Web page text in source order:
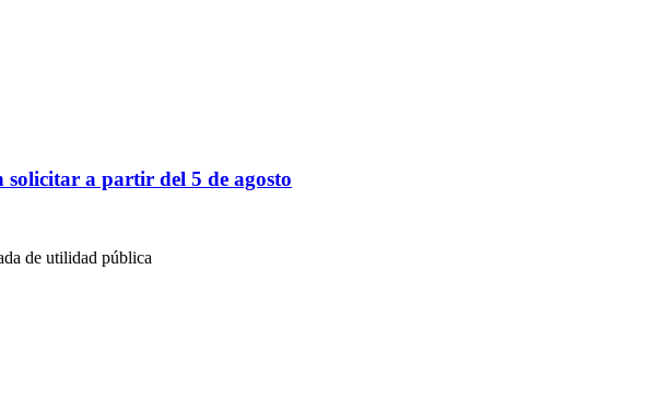
solicitar a partir del 5 de agosto
de utilidad pública